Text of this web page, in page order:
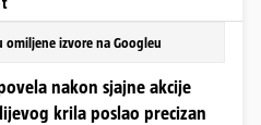
omiljene izvore na Googleu
nakon sjajne akcije
krila poslao precizan